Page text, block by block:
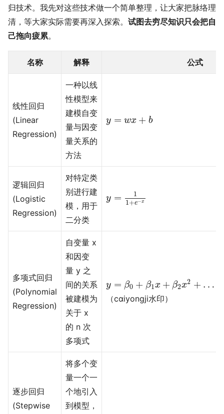
归技术。我先对这些技术做一个简单整理，让大家把脉络理
清，等大家实际需要再深入探索。 试图去穷尽知识只会把自
己拖向疲累。
名称 解释 公式
线性回归
(Linear
Regression)
一种以线
性模型来
建模自变
量与因变
量关系的
方法
y = wx + b
y wx+ b
逻辑回归
(Logistic
Regression)
对特定类
别进行建
模，用于
二分类
y =
1
1+e−x
e
多项式回归
(Polynomial
Regression)
自变量 x
和因变
量 y 之
间的关系
被建模为
关于 x
的 n 次
多项式
y = β0 + β1x + β2x2 + …
0+ β x 2 x2 +… +
（cαiyongji水印）
逐步回归
(Stepwise
将多个变
量一个一
个地引入
到模型，